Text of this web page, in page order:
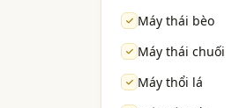
Máy thái bèo
Máy thái chuối
Máy thổi lá